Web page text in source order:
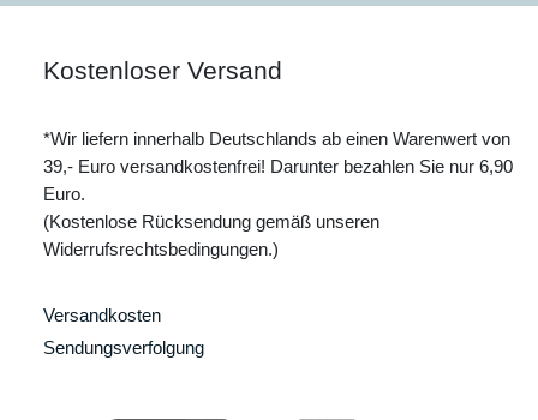
Kostenloser Versand
*Wir liefern innerhalb Deutschlands ab einen Warenwert von
39,- Euro versandkostenfrei! Darunter bezahlen Sie nur 6,90
Euro.
(Kostenlose Rücksendung gemäß unseren
Widerrufsrechtsbedingungen.)
Versandkosten
Sendungsverfolgung